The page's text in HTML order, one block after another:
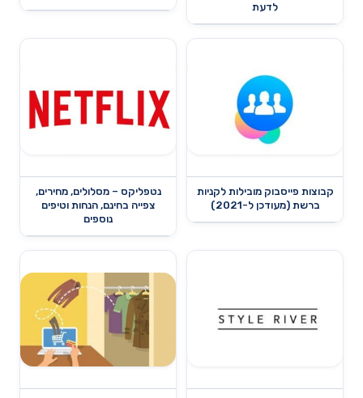
לדעת
קבוצות פייסבוק מובילות לקניות
ברשת (מעודכן ל-2021)
נטפליקס – מסלולים, מחירים,
צפייה בחינם, הנחות וטיפים
נוספים